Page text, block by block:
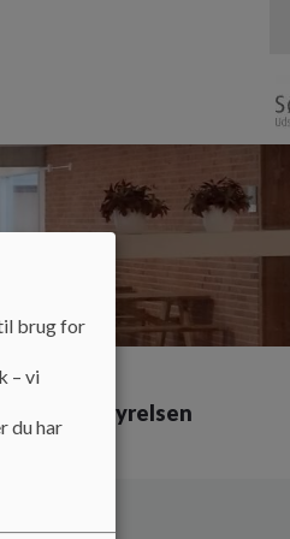
af bestyrelsen
brug for
– vi
du har